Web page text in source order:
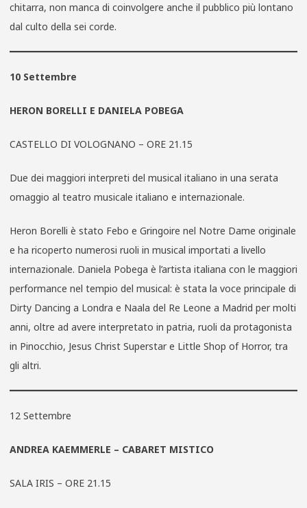
chitarra, non manca di coinvolgere anche il pubblico più lontano
dal culto della sei corde.
10 Settembre
HERON BORELLI E DANIELA POBEGA
CASTELLO DI VOLOGNANO – ORE 21.15
Due dei maggiori interpreti del musical italiano in una serata
omaggio al teatro musicale italiano e internazionale.
Heron Borelli è stato Febo e Gringoire nel Notre Dame originale
e ha ricoperto numerosi ruoli in musical importati a livello
internazionale. Daniela Pobega è l’artista italiana con le maggiori
performance nel tempio del musical: è stata la voce principale di
Dirty Dancing a Londra e Naala del Re Leone a Madrid per molti
anni, oltre ad avere interpretato in patria, ruoli da protagonista
in Pinocchio, Jesus Christ Superstar e Little Shop of Horror, tra
gli altri.
12 Settembre
ANDREA KAEMMERLE – CABARET MISTICO
SALA IRIS – ORE 21.15